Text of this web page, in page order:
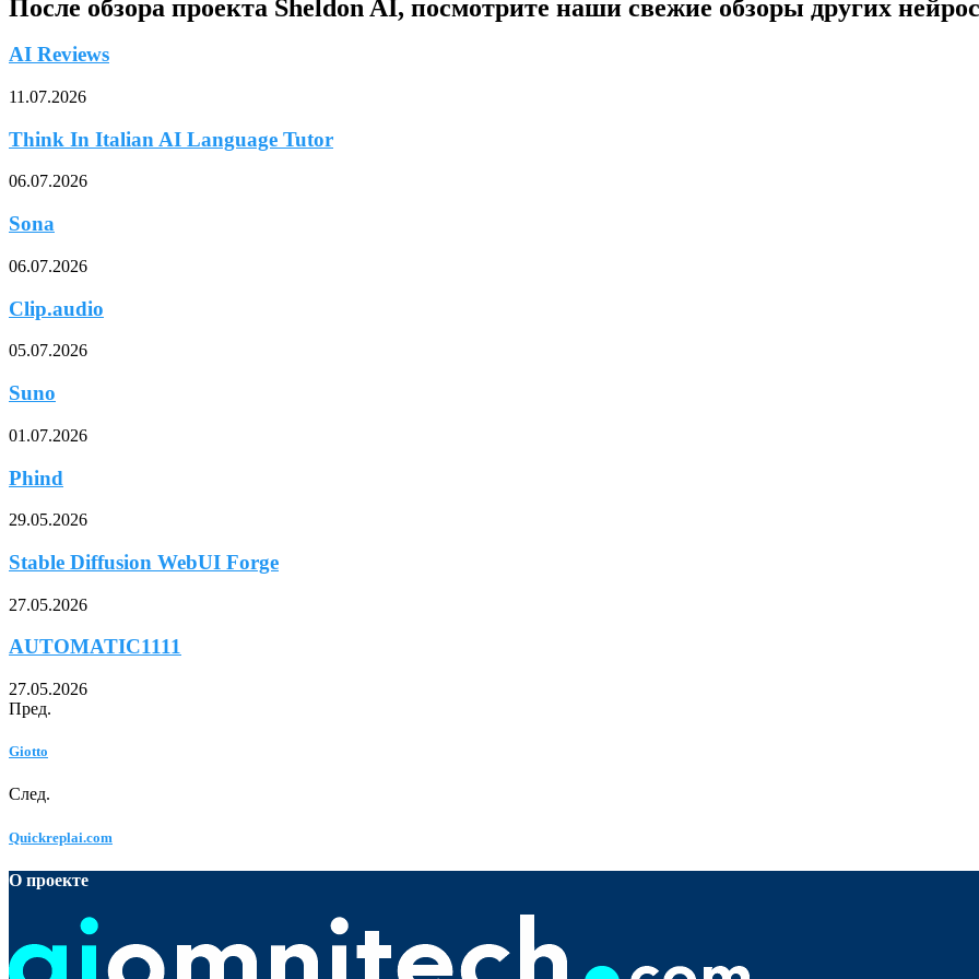
После обзора проекта Sheldon AI, посмотрите наши свежие обзоры других
AI Reviews
11.07.2026
Think In Italian AI Language Tutor
06.07.2026
Sona
06.07.2026
Clip.audio
05.07.2026
Suno
01.07.2026
Phind
29.05.2026
Stable Diffusion WebUI Forge
27.05.2026
AUTOMATIC1111
27.05.2026
Пред.
Giotto
След.
Quickreplai.com
О проекте